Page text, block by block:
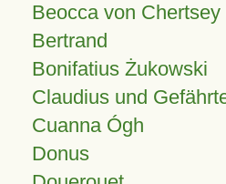
Beocca von
Bertrand
Bonifatius Żukowski
Claudius und
Cuanna Ógh
Donus